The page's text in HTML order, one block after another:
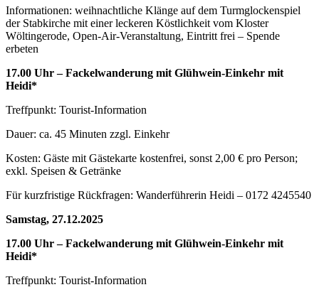
Informationen: weihnachtliche Klänge auf dem Turmglockenspiel
der Stabkirche mit einer leckeren Köstlichkeit vom Kloster
Wöltingerode, Open-Air-Veranstaltung, Eintritt frei – Spende
erbeten
17.00 Uhr – Fackelwanderung mit Glühwein-Einkehr mit
Heidi*
Treffpunkt: Tourist-Information
Dauer: ca. 45 Minuten zzgl. Einkehr
Kosten: Gäste mit Gästekarte kostenfrei, sonst 2,00 € pro Person;
exkl. Speisen & Getränke
Für kurzfristige Rückfragen: Wanderführerin Heidi – 0172 4245540
Samstag, 27.12.2025
17.00 Uhr – Fackelwanderung mit Glühwein-Einkehr mit
Heidi*
Treffpunkt: Tourist-Information